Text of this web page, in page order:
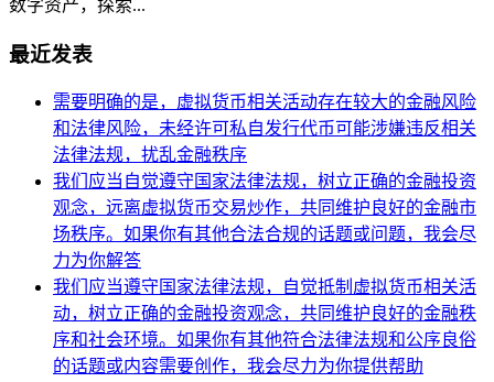
数字资产，探索...
最近发表
需要明确的是，虚拟货币相关活动存在较大的金融风险
和法律风险，未经许可私自发行代币可能涉嫌违反相关
法律法规，扰乱金融秩序
我们应当自觉遵守国家法律法规，树立正确的金融投资
观念，远离虚拟货币交易炒作，共同维护良好的金融市
场秩序。如果你有其他合法合规的话题或问题，我会尽
力为你解答
我们应当遵守国家法律法规，自觉抵制虚拟货币相关活
动，树立正确的金融投资观念，共同维护良好的金融秩
序和社会环境。如果你有其他符合法律法规和公序良俗
的话题或内容需要创作，我会尽力为你提供帮助